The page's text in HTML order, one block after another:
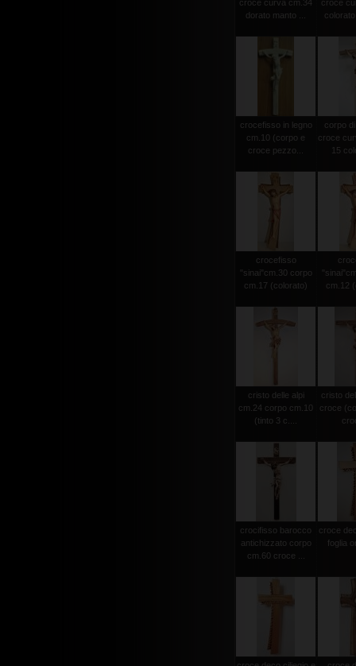
croce curva cm.34
dorato manto ...
croce
crocefisso in legno
cm.10 (corpo e
croce pezzo...
corpo
croce
15
crocefisso
"sinai"cm.30 corpo
cm.17 (colorato)
cm.12
cristo delle alpi
cm.24 corpo cm.10
(tinto 3 c....
cristo
croce
crocifisso barocco
antichizzato corpo
cm.60 croce ...
croce
foglia